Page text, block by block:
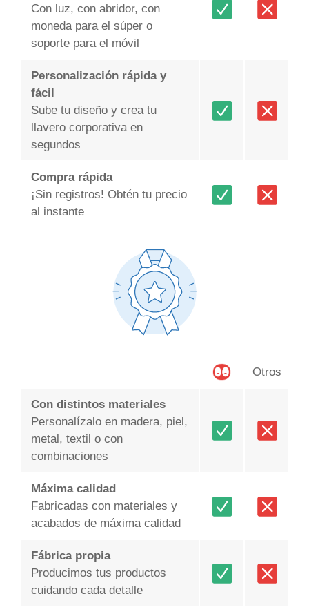
Con luz, con abridor, con
moneda para el súper o
soporte para el móvil
Personalización rápida y
fácil
Sube tu diseño y crea tu
llavero corporativa en
segundos
Compra rápida
¡Sin registros! Obtén tu precio
al instante
Otros
Con distintos materiales
Personalízalo en madera, piel,
metal, textil o con
combinaciones
Máxima calidad
Fabricadas con materiales y
acabados de máxima calidad
Fábrica propia
Producimos tus productos
cuidando cada detalle